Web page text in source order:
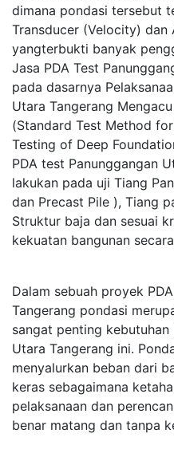
dimana pondasi tersebut
Transducer (Velocity) dan
yangterbukti banyak
Jasa PDA Test
pada dasarnya
Utara Tangerang
(Standard Test Method
Testing of Deep
PDA test Panunggangan
lakukan pada uji Tiang
dan Precast Pile ), Tiang
Struktur baja dan sesuai
kekuatan bangunan
Dalam sebuah proyek
Tangerang pondasi
sangat penting kebutuhan
Utara Tangerang ini.
menyalurkan beban dari
keras sebagaimana
pelaksanaan dan
benar matang dan tanpa